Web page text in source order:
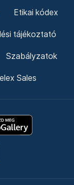
Etikai kódex
tájékoztató
Szabályzatok
Sales